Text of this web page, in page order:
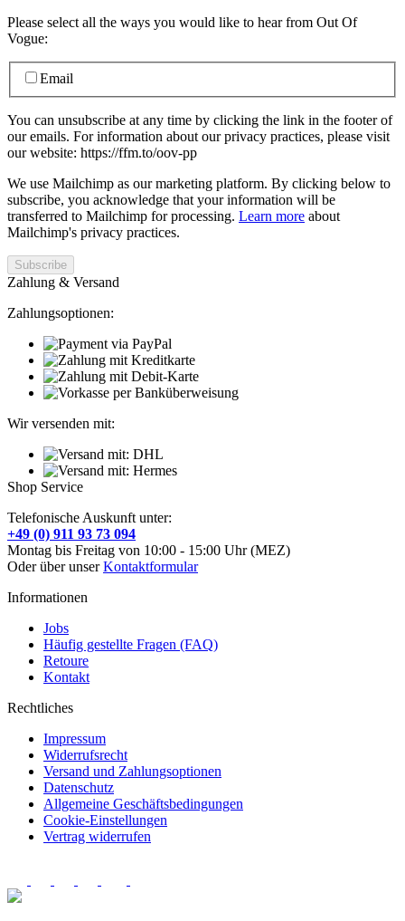
Please select all the ways you would like to hear from Out Of
Vogue:
Email
You can unsubscribe at any time by clicking the link in the footer of
our emails. For information about our privacy practices, please visit
our website: https://ffm.to/oov-pp
We use Mailchimp as our marketing platform. By clicking below to
subscribe, you acknowledge that your information will be
transferred to Mailchimp for processing. Learn more about
Mailchimp's privacy practices.
Zahlung & Versand
Zahlungsoptionen:
Wir versenden mit:
Shop Service
Telefonische Auskunft unter:
+49 (0) 911 93 73 094
Montag bis Freitag von 10:00 - 15:00 Uhr (MEZ)
Oder über unserKontaktformular
Informationen
Jobs
Häufig gestellte Fragen (FAQ)
Retoure
Kontakt
Rechtliches
Impressum
Widerrufsrecht
Versand und Zahlungsoptionen
Datenschutz
Allgemeine Geschäftsbedingungen
Cookie-Einstellungen
Vertrag widerrufen